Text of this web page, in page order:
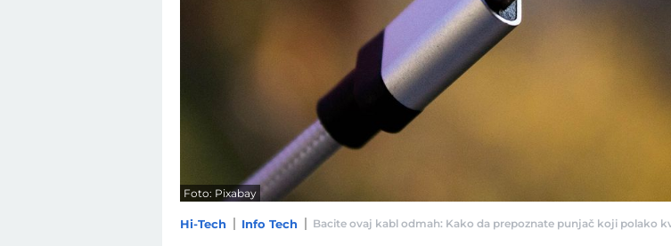
Foto: Pixabay
Hi-Tech Info Tech Bacite ovaj kabl odmah: Kako da prepoznate punjač koji polako